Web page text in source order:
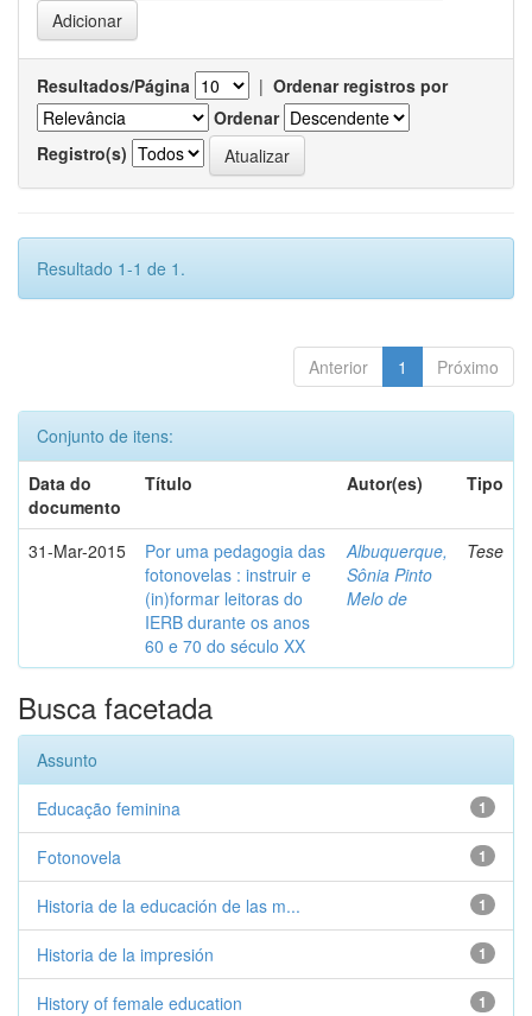
Resultados/Página | Ordenar registros por
Ordenar
Registro(s)
Resultado 1-1 de 1.
Anterior 1 Próximo
Conjunto de itens:
Data do
documento
Título Autor(es) Tipo
31-Mar-2015
Por uma pedagogia das
fotonovelas : instruir e
(in)formar leitoras do
IERB durante os anos
60 e 70 do século XX
Albuquerque,
Sônia Pinto
Melo de
Tese
Busca facetada
Assunto
1
Educação feminina
1
Fotonovela
1
Historia de la educación de las m...
1
Historia de la impresión
1
History of female education